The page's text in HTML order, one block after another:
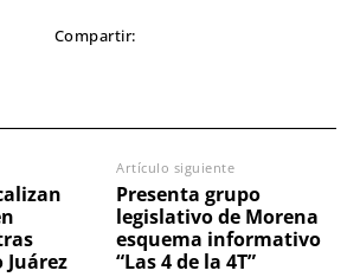
Compartir:
Artículo siguiente
Presenta grupo
legislativo de Morena
esquema informativo
“Las 4 de la 4T”